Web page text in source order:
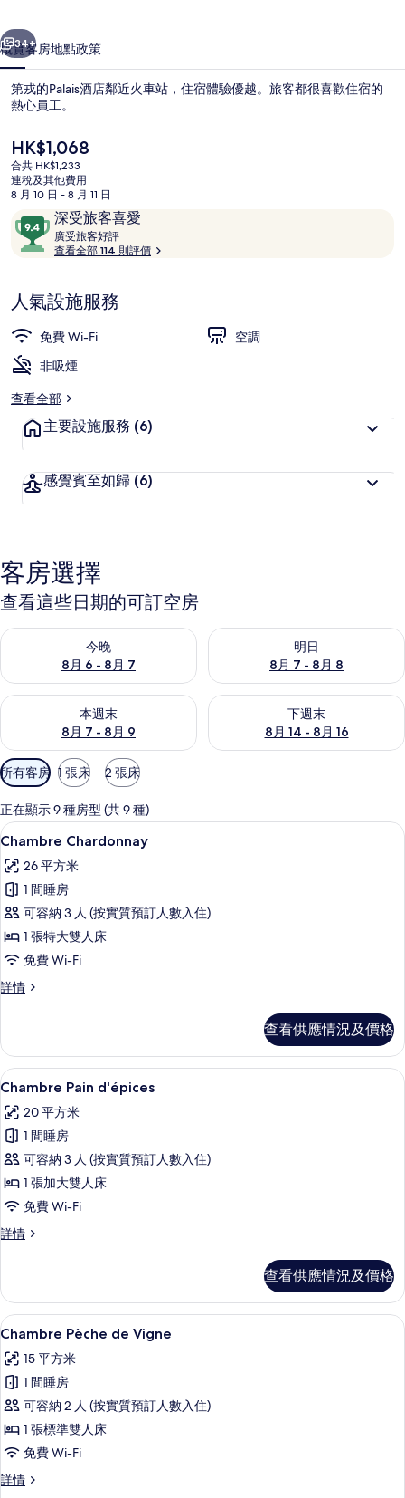
個 下一個
34+
概覽客房地點政策
第戎的Palais酒店鄰近火車站，住宿體驗優越。旅客都很喜歡住宿的
熱心員工。
現
價
HK$1,068
HK$1,068
合共 HK$1,233
連稅及其他費用
8 月 10 日 - 8 月 11 日
評
價
深受旅客喜愛
9.4
分
(滿
為
10
分)，
深
受
旅
客
喜
廣受旅客好評
受
查看全部 114 則評價
人氣設施服務
免費 Wi-Fi
空調
非吸煙
查看全部
主要設施服務 (6)
感覺賓至如歸 (6)
客房選擇
查看這些日期的可訂空房
今晚
8月 6 - 8月 7
查看今晚 8月 6 - 8月 7的可訂空房
明日
8月 7 - 8月 8
查看明日 8月 7 - 8月 8的可訂
本週末
8月 7 - 8月 9
查看本週末 8月 7 - 8月 9的可訂空房
下週末
8月 14 - 8月 16
查看下週末 8月 14 - 8月 16的
可
用
嘅
客
房
篩
選
條
所有客房 1 張床 2 張床
正在顯示 9 種房型 (共 9 種)
載
入
所
有
Chambre
Chardonnay
的
相
Chambre Chardonnay | 房內夾萬、
4
Chambre Chardonnay
26 平方米
1 間睡房
可容納 3 人 (按實質預訂人數入住)
1 張特大雙人床
免費 Wi-Fi
詳情
Chambre
查看供應情況及價格
載
入
所
有
Chambre
Pain
d'épices
的
Chambre Pain d'épices | 房內夾萬、
3
Chambre Pain d'épices
20 平方米
1 間睡房
可容納 3 人 (按實質預訂人數入住)
1 張加大雙人床
免費 Wi-Fi
詳情
Chambre
情
查看供應情況及價格
載
入
所
有
Chambre
Pèche
de
Vigne
Chambre Pèche de Vigne | 房內夾萬
3
Chambre Pèche de Vigne
15 平方米
1 間睡房
可容納 2 人 (按實質預訂人數入住)
1 張標準雙人床
免費 Wi-Fi
詳情
Chambre